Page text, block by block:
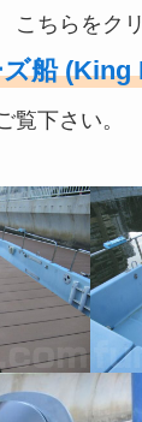
こちらをク
船 (King
下さい。